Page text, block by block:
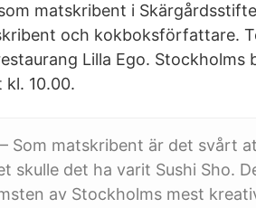
matskribent i
och kokboksförfattare.
Lilla Ego. Stockholms
kl. 10.00.
Som matskribent är det svårt
skulle det ha varit Sushi Sho.
av Stockholms mest